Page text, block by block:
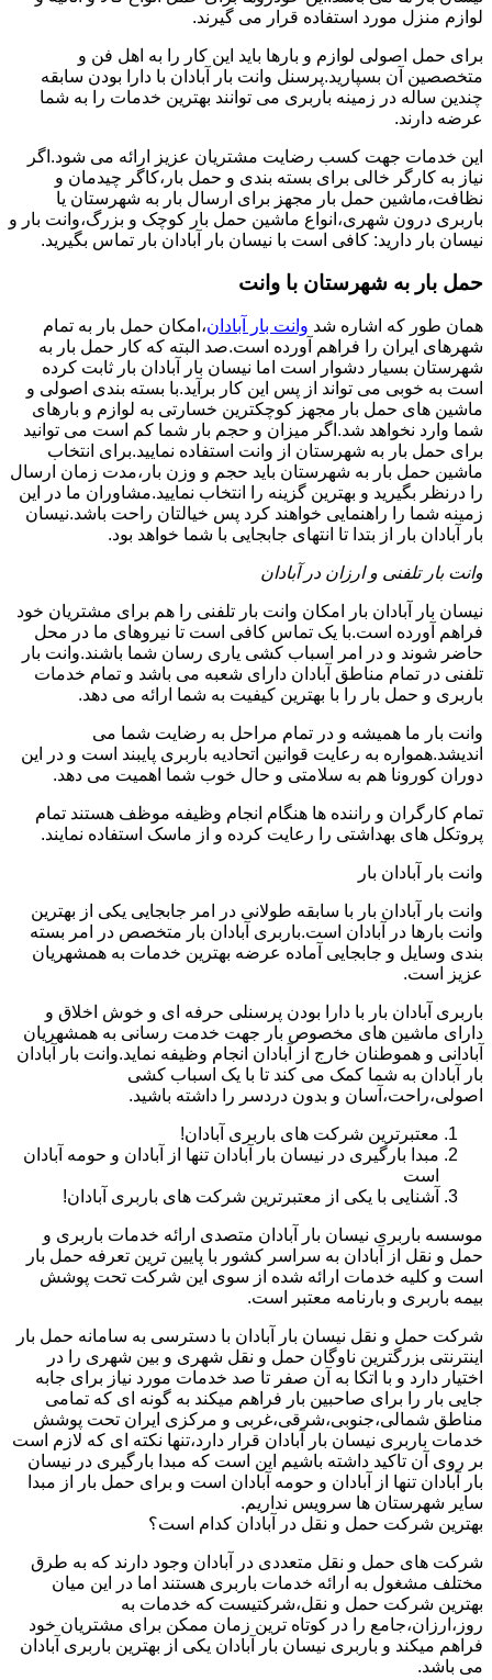
لوازم منزل مورد استفاده قرار می گیرند.
برای حمل اصولی لوازم و بارها باید این کار را به اهل فن و
متخصصین آن بسپارید.پرسنل وانت بار آبادان با دارا بودن سابقه
چندین ساله در زمینه باربری می توانند بهترین خدمات را به شما
عرضه دارند.
این خدمات جهت کسب رضایت مشتریان عزیز ارائه می شود.اگر
نیاز به کارگر خالی برای بسته بندی و حمل بار،کاگر چیدمان و
نظافت،ماشین حمل بار مجهز برای ارسال بار به شهرستان یا
باربری درون شهری،انواع ماشین حمل بار کوچک و بزرگ،وانت بار و
نیسان بار دارید: کافی است با نیسان بار آبادان بار تماس بگیرید.
حمل بار به شهرستان با وانت
همان طور که اشاره شد وانت بار آبادان،امکان حمل بار به تمام
شهرهای ایران را فراهم آورده است.صد البته که کار حمل بار به
شهرستان بسیار دشوار است اما نیسان بار آبادان بار ثابت کرده
است به خوبی می تواند از پس این کار برآید.با بسته بندی اصولی و
ماشین های حمل بار مجهز کوچکترین خسارتی به لوازم و بارهای
شما وارد نخواهد شد.اگر میزان و حجم بار شما کم است می توانید
برای حمل بار به شهرستان از وانت استفاده نمایید.برای انتخاب
ماشین حمل بار به شهرستان باید حجم و وزن بار،مدت زمان ارسال
را درنظر بگیرید و بهترین گزینه را انتخاب نمایید.مشاوران ما در این
زمینه شما را راهنمایی خواهند کرد پس خیالتان راحت باشد.نیسان
بار آبادان بار از بتدا تا انتهای جابجایی با شما خواهد بود.
وانت بار تلفنی و ارزان در آبادان
نیسان بار آبادان بار امکان وانت بار تلفنی را هم برای مشتریان خود
فراهم آورده است.با یک تماس کافی است تا نیروهای ما در محل
حاضر شوند و در امر اسباب کشی یاری رسان شما باشند.وانت بار
تلفنی در تمام مناطق آبادان دارای شعبه می باشد و تمام خدمات
باربری و حمل بار را با بهترین کیفیت به شما ارائه می دهد.
وانت بار ما همیشه و در تمام مراحل به رضایت شما می
اندیشد.همواره به رعایت قوانین اتحادیه باربری پایبند است و در این
دوران کورونا هم به سلامتی و حال خوب شما اهمیت می دهد.
تمام کارگران و راننده ها هنگام انجام وظیفه موظف هستند تمام
پروتکل های بهداشتی را رعایت کرده و از ماسک استفاده نمایند.
وانت بار آبادان بار
وانت بار آبادان بار با سابقه طولانی در امر جابجایی یکی از بهترین
وانت بارها در آبادان است.باربری آبادان بار متخصص در امر بسته
بندی وسایل و جابجایی آماده عرضه بهترین خدمات به همشهریان
عزیز است.
باربری آبادان بار با دارا بودن پرسنلی حرفه ای و خوش اخلاق و
دارای ماشین های مخصوص بار جهت خدمت رسانی به همشهریان
آبادانی و هموطنان خارج از آبادان انجام وظیفه نماید.وانت بار آبادان
بار آبادان به شما کمک می کند تا با یک اسباب کشی
اصولی،راحت،آسان و بدون دردسر را داشته باشید.
معتبرترین شرکت های باربری آبادان!
مبدا بارگیری در نیسان بار آبادان تنها از آبادان و حومه آبادان
است
آشنایی با یکی از معتبرترین شرکت های باربری آبادان!
موسسه باربری نیسان بار آبادان متصدی ارائه خدمات باربری و
حمل و نقل از آبادان به سراسر کشور با پایین ترین تعرفه حمل بار
است و کلیه خدمات ارائه شده از سوی این شرکت تحت پوشش
بیمه باربری و بارنامه معتبر است.
شرکت حمل و نقل نیسان بار آبادان با دسترسی به سامانه حمل بار
اینترنتی بزرگترین ناوگان حمل و نقل شهری و بین شهری را در
اختیار دارد و با اتکا به آن صفر تا صد خدمات مورد نیاز برای جابه
جایی بار را برای صاحبین بار فراهم میکند به گونه ای که تمامی
مناطق شمالی،جنوبی،شرقی،غربی و مرکزی ایران تحت پوشش
خدمات باربری نیسان بار آبادان قرار دارد،تنها نکته ای که لازم است
بر روی آن تاکید داشته باشیم این است که مبدا بارگیری در نیسان
بار آبادان تنها از آبادان و حومه آبادان است و برای حمل بار از مبدا
سایر شهرستان ها سرویس نداریم.
بهترین شرکت حمل و نقل در آبادان کدام است؟
شرکت های حمل و نقل متعددی در آبادان وجود دارند که به طرق
مختلف مشغول به ارائه خدمات باربری هستند اما در این میان
بهترین شرکت حمل و نقل،شرکتیست که خدمات به
روز،ارزان،جامع را در کوتاه ترین زمان ممکن برای مشتریان خود
فراهم میکند و باربری نیسان بار آبادان یکی از بهترین باربری آبادان
می باشد.